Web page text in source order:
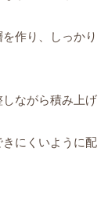
作り、しっかり
ながら積み上げ
にくいように配